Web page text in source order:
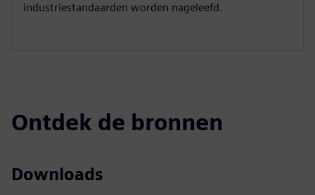
industriestandaarden worden nageleefd.
Ontdek de bronnen
Downloads